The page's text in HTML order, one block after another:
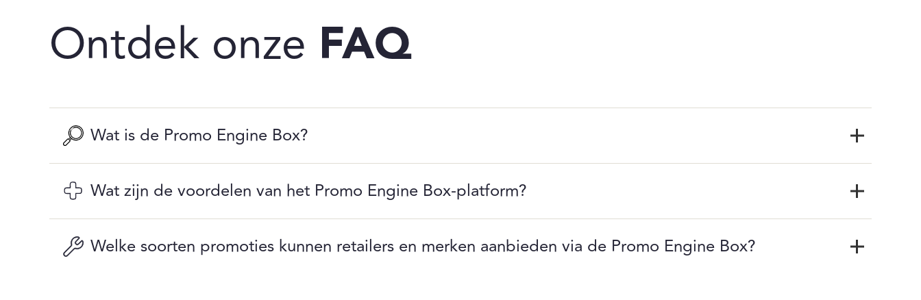
Ontdek onze FAQ
Wat is de Promo Engine Box?
Wat zijn de voordelen van het Promo Engine Box‑platform?
Welke soorten promoties kunnen retailers en merken aanbieden via de Promo Engine Box?